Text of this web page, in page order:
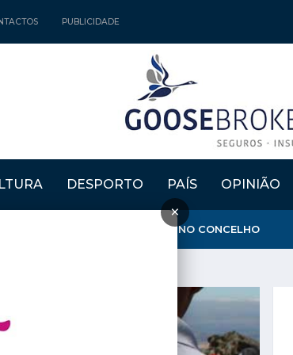
PUBLICIDADE
DESPORTO PAÍS OPINIÃO
×
AMBULÂNCIA DO INEM FICA NO CONCELHO